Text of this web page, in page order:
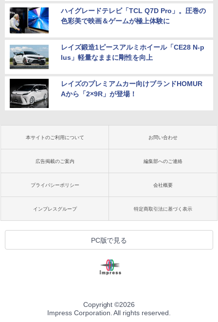
ハイグレードテレビ「TCL Q7D Pro」。圧巻の
色彩美で映画＆ゲームが極上体験に
レイズ鍛造1ピースアルミホイール「CE28 N-p
lus」軽量なままに剛性を向上
レイズのプレミアムカー向けブランドHOMUR
Aから「2×9R」が登場！
本サイトのご利用について お問い合わせ
広告掲載のご案内 編集部へのご連絡
プライバシーポリシー 会社概要
インプレスグループ 特定商取引法に基づく表示
PC版で見る
Copyright ©2026
Impress Corporation. All rights reserved.